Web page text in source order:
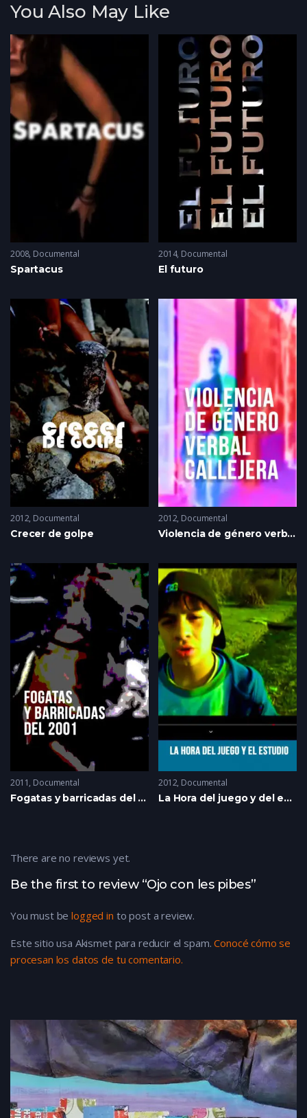
You Also May Like
2008 Documental
Spartacus
2014 Documental
El futuro
2012 Documental
Crecer de golpe
2012 Documental
Violencia de género verbal callejera
2011 Documental
Fogatas y barricadas del 20 de diciembre del 2001
2012 Documental
La Hora del juego y del estudio
Be the first to review “Ojo con les pibes”
You must belogged in to post a review.
Este sitio usa Akismet para reducir el spam.Conocé cómo se
procesan los datos de tu comentario.
There are no reviews yet.